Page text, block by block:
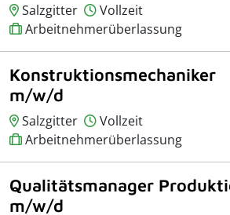
Salzgitter
Vollzeit
Arbeitnehmerüberlassung
Konstruktionsmechaniker
m/w/d
Salzgitter
Vollzeit
Arbeitnehmerüberlassung
Qualitätsmanager
m/w/d